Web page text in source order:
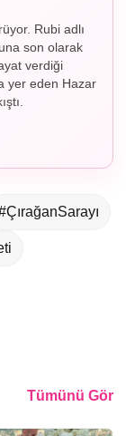
Rubi adlı
son olarak
verdiği
yer eden Hazar
Tümünü Gör